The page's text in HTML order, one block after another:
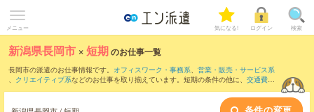
メニュー 気になる! ログイン 検索
新潟県長岡市 ×短期のお仕事一覧
長岡市の派遣のお仕事情報です。 オフィスワーク・事務系、 営業・販売・サービス系
、 クリエイティブ系などのお仕事を取り揃えています。短期の条件の他に、 交通費別